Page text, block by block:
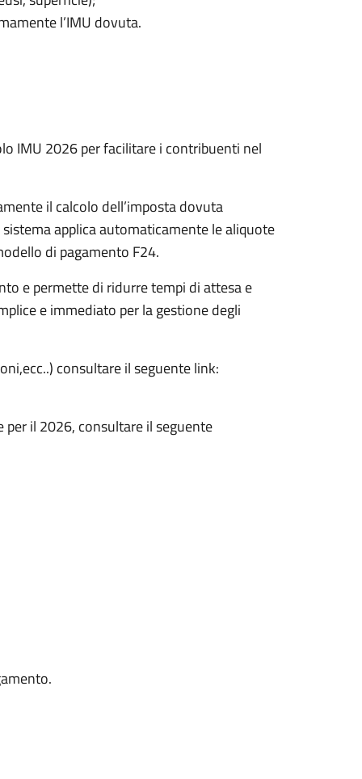
l’IMU dovuta.
IMU 2026 per facilitare i contribuenti nel
il calcolo dell’imposta dovuta
applica automaticamente le aliquote
di pagamento F24.
e permette di ridurre tempi di attesa e
e immediato per la gestione degli
consultare il seguente link:
per il 2026, consultare il seguente